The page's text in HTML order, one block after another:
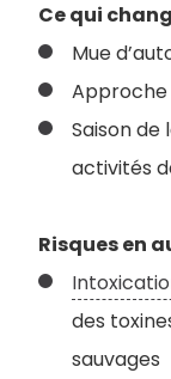
Ce qui
Mue
Approche
Saison
activités
Risques en
des
sauvages